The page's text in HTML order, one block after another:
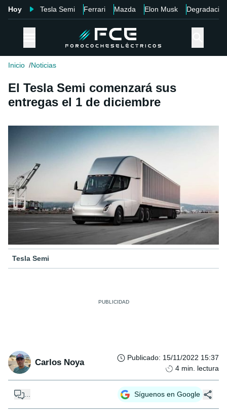
Hoy Tesla Semi Ferrari Mazda Elon Musk Degradación
Inicio Noticias
El Tesla Semi comenzará sus
entregas el 1 de diciembre
Tesla Semi
Carlos Noya Publicado: 15/11/2022 15:37
4 min. lectura
... Síguenos en Google